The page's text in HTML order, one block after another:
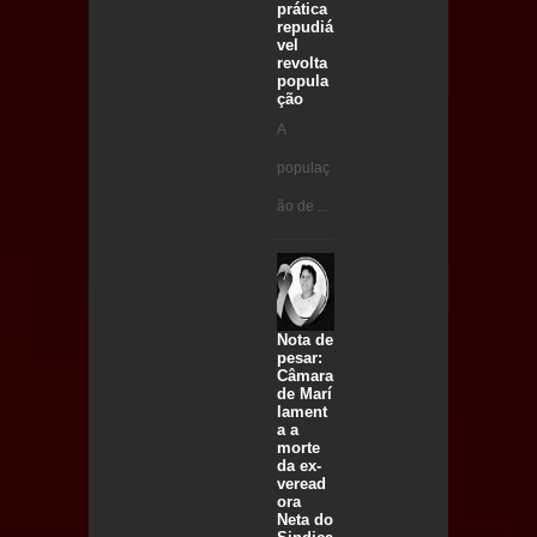
prática
repudiá
vel
revolta
popula
ção
A
populaç
ão de ...
Nota de
pesar:
Câmara
de Marí
lament
a a
morte
da ex-
veread
ora
Neta do